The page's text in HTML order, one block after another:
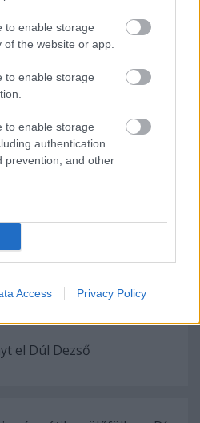
to enable storage
the website or app.
to enable storage
to enable storage
authentication
prevention, and other
Access Privacy Policy
metrón
megígérik, aztán semmi
el Dúl Dezső